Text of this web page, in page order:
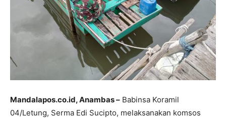
Mandalapos.co.id, Anambas – Babinsa Koramil
04/Letung, Serma Edi Sucipto, melaksanakan komsos